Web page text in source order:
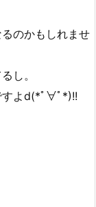
のかもしれませ
し。
すよd(*ﾟ∀ﾟ*)!!